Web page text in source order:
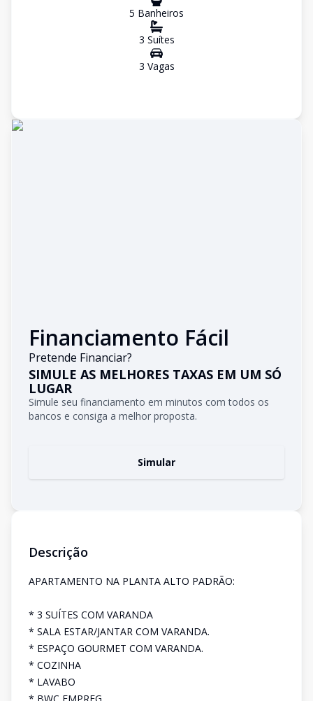
5 Banheiros
3 Suítes
3 Vagas
Financiamento Fácil
Pretende Financiar?
SIMULE AS MELHORES TAXAS EM UM SÓ
LUGAR
Simule seu financiamento em minutos com todos os
bancos e consiga a melhor proposta.
Simular
Descrição
APARTAMENTO NA PLANTA ALTO PADRÃO:
* 3 SUÍTES COM VARANDA
* SALA ESTAR/JANTAR COM VARANDA.
* ESPAÇO GOURMET COM VARANDA.
* COZINHA
* LAVABO